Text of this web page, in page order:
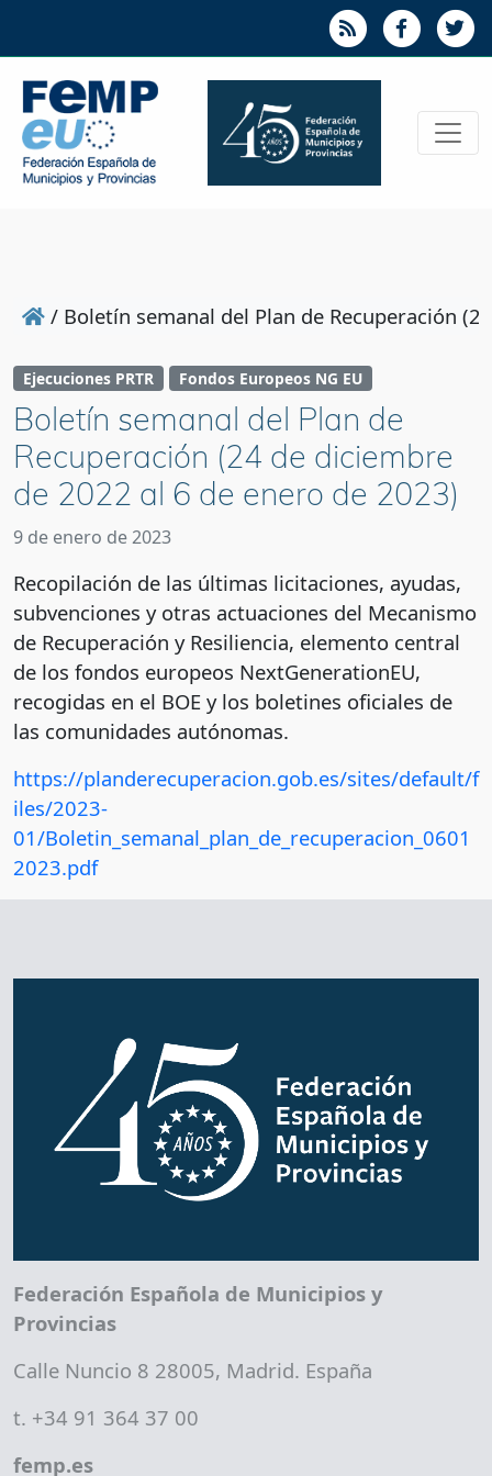
/ Boletín semanal del Plan de Recuperación
Ejecuciones PRTR Fondos Europeos NG EU
Boletín semanal del Plan de
Recuperación (24 de diciembre
de 2022 al 6 de enero de 2023)
9 de enero de 2023
Recopilación de las últimas licitaciones, ayudas,
subvenciones y otras actuaciones del Mecanismo
de Recuperación y Resiliencia, elemento central
de los fondos europeos NextGenerationEU,
recogidas en el BOE y los boletines oficiales de
las comunidades autónomas.
https://planderecuperacion.gob.es/sites/default/f
iles/2023-
01/Boletin_semanal_plan_de_recuperacion_0601
2023.pdf
Federación Española de Municipios y
Provincias
Calle Nuncio 8 28005, Madrid. España
t. +34 91 364 37 00
femp.es